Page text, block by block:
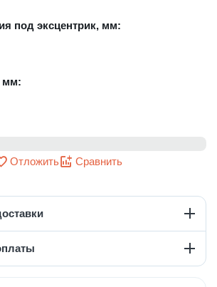
под эксцентрик, мм:
мм:
Отложить Сравнить